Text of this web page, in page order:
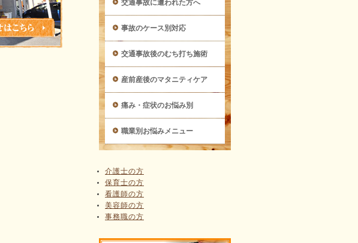
交通事故に遭われた方へ
事故のケース別対応
交通事故後のむち打ち施術
産前産後のマタニティケア
痛み・症状のお悩み別
職業別お悩みメニュー
介護士の方
保育士の方
看護師の方
美容師の方
事務職の方